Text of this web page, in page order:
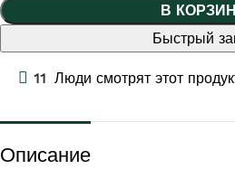
В
Быстрый
11 Люди смотрят этот
Описание